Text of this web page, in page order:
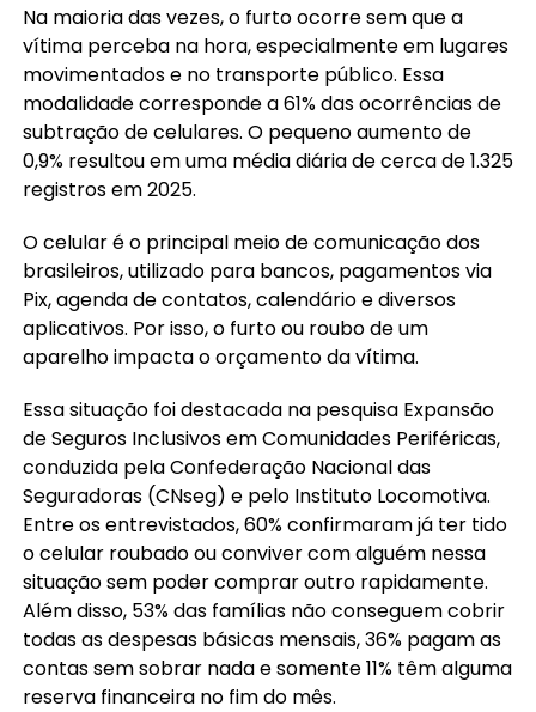
Na maioria das vezes, o furto ocorre sem que a
vítima perceba na hora, especialmente em lugares
movimentados e no transporte público. Essa
modalidade corresponde a 61% das ocorrências de
subtração de celulares. O pequeno aumento de
0,9% resultou em uma média diária de cerca de 1.325
registros em 2025.
O celular é o principal meio de comunicação dos
brasileiros, utilizado para bancos, pagamentos via
Pix, agenda de contatos, calendário e diversos
aplicativos. Por isso, o furto ou roubo de um
aparelho impacta o orçamento da vítima.
Essa situação foi destacada na pesquisa Expansão
de Seguros Inclusivos em Comunidades Periféricas,
conduzida pela Confederação Nacional das
Seguradoras (CNseg) e pelo Instituto Locomotiva.
Entre os entrevistados, 60% confirmaram já ter tido
o celular roubado ou conviver com alguém nessa
situação sem poder comprar outro rapidamente.
Além disso, 53% das famílias não conseguem cobrir
todas as despesas básicas mensais, 36% pagam as
contas sem sobrar nada e somente 11% têm alguma
reserva financeira no fim do mês.